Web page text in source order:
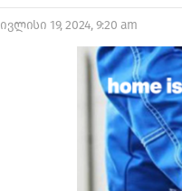
ივლისი 19, 2024, 9:20 am